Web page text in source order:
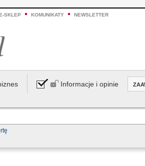
SKLEP KOMUNIKATY NEWSLETTER
Informacje i opinie